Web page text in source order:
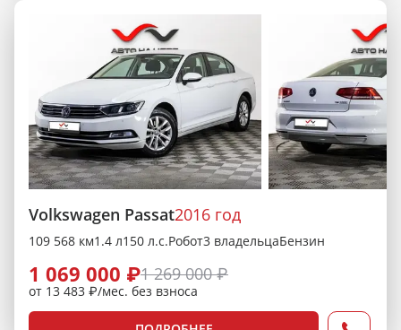
Volkswagen Passat2016 год
109 568 км1.4 л150 л.с.Робот3 владельцаБензин
1 069 000 ₽1 269 000 ₽
от 13 483 ₽/мес. без взноса